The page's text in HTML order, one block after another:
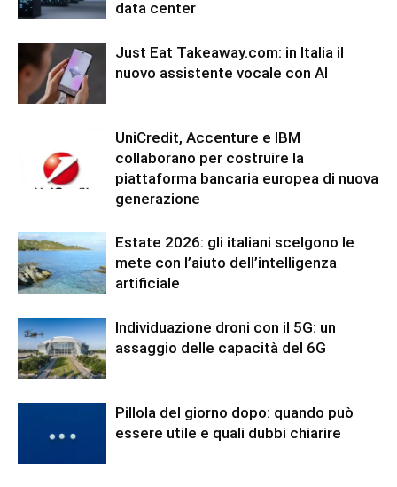
data center
Just Eat Takeaway.com: in Italia il
nuovo assistente vocale con AI
UniCredit, Accenture e IBM
collaborano per costruire la
piattaforma bancaria europea di nuova
generazione
Estate 2026: gli italiani scelgono le
mete con l’aiuto dell’intelligenza
artificiale
Individuazione droni con il 5G: un
assaggio delle capacità del 6G
Pillola del giorno dopo: quando può
essere utile e quali dubbi chiarire